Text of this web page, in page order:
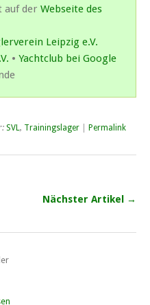
auf der Webseite des
Leipzig e.V.
• Yachtclub bei Google
SVL, Trainingslager Permalink
Nächster Artikel →